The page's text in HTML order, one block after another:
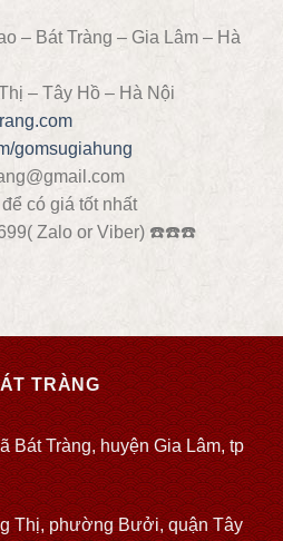
– Bát Tràng – Gia Lâm – Hà
– Tây Hồ – Hà Nội
gomsugiahung
có giá tốt nhất
Zalo or Viber) ☎️☎️☎️
TRÀNG
Bát Tràng, huyện Gia Lâm, tp
Thị, phường Bưởi, quận Tây